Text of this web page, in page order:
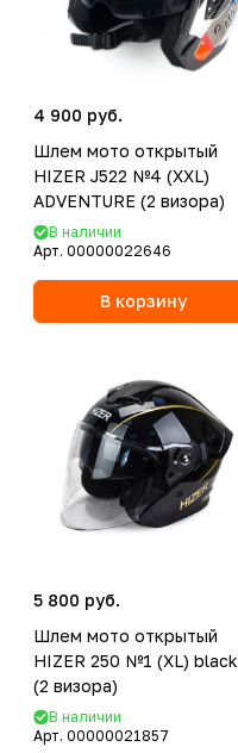
4 900 руб.
Шлем мото открытый
HIZER J522 №4 (XXL)
ADVENTURE (2 визора)
В наличии
Арт. 00000022646
В корзину
5 800 руб.
Шлем мото открытый
HIZER 250 №1 (XL) black
(2 визора)
В наличии
Арт. 00000021857